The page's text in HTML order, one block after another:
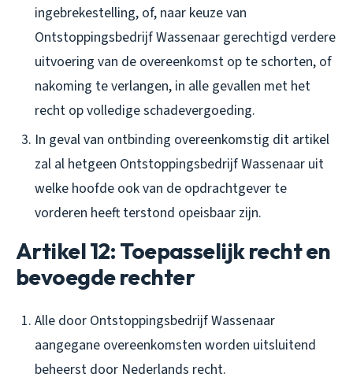
ingebrekestelling, of, naar keuze van
Ontstoppingsbedrijf Wassenaar gerechtigd verdere
uitvoering van de overeenkomst op te schorten, of
nakoming te verlangen, in alle gevallen met het
recht op volledige schadevergoeding.
In geval van ontbinding overeenkomstig dit artikel
zal al hetgeen Ontstoppingsbedrijf Wassenaar uit
welke hoofde ook van de opdrachtgever te
vorderen heeft terstond opeisbaar zijn.
Artikel 12: Toepasselijk recht en
bevoegde rechter
Alle door Ontstoppingsbedrijf Wassenaar
aangegane overeenkomsten worden uitsluitend
beheerst door Nederlands recht.